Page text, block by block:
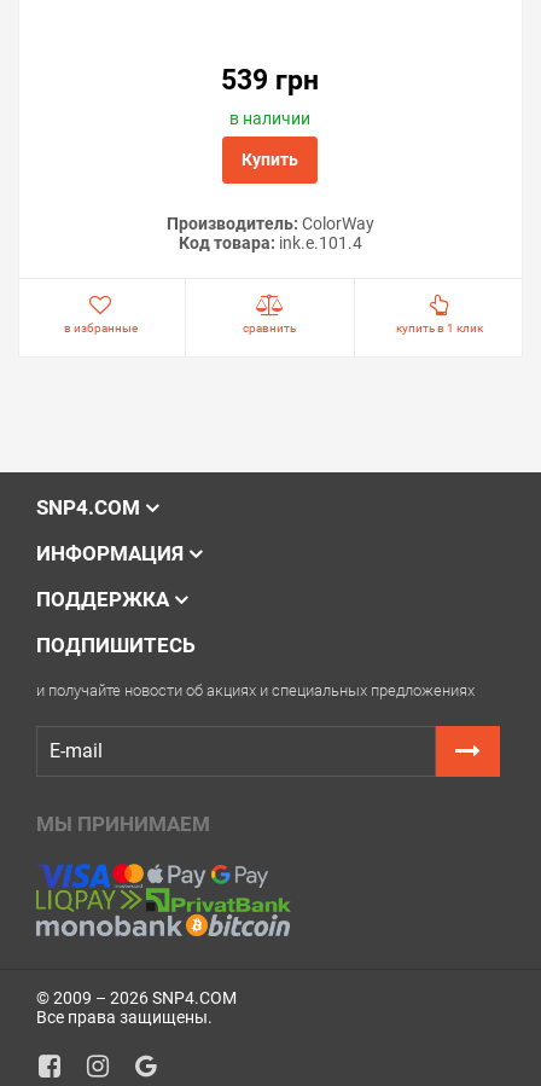
539 грн
в наличии
Купить
Производитель: ColorWay
Код товара: ink.e.101.4
в избранные сравнить купить в 1 клик
SNP4.COM
ИНФОРМАЦИЯ
ПОДДЕРЖКА
ПОДПИШИТЕСЬ
и получайте новости об акциях и специальных предложениях
МЫ ПРИНИМАЕМ
© 2009 – 2026 SNP4.COM
Все права защищены.